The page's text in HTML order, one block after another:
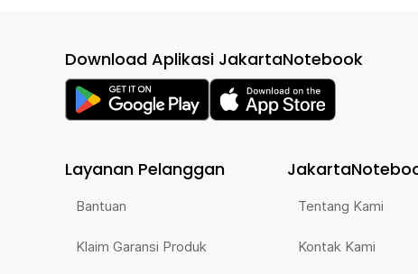
Download Aplikasi JakartaNotebook
Layanan Pelanggan
Bantuan
Klaim Garansi Produk
Tentang Kami
Kontak Kami